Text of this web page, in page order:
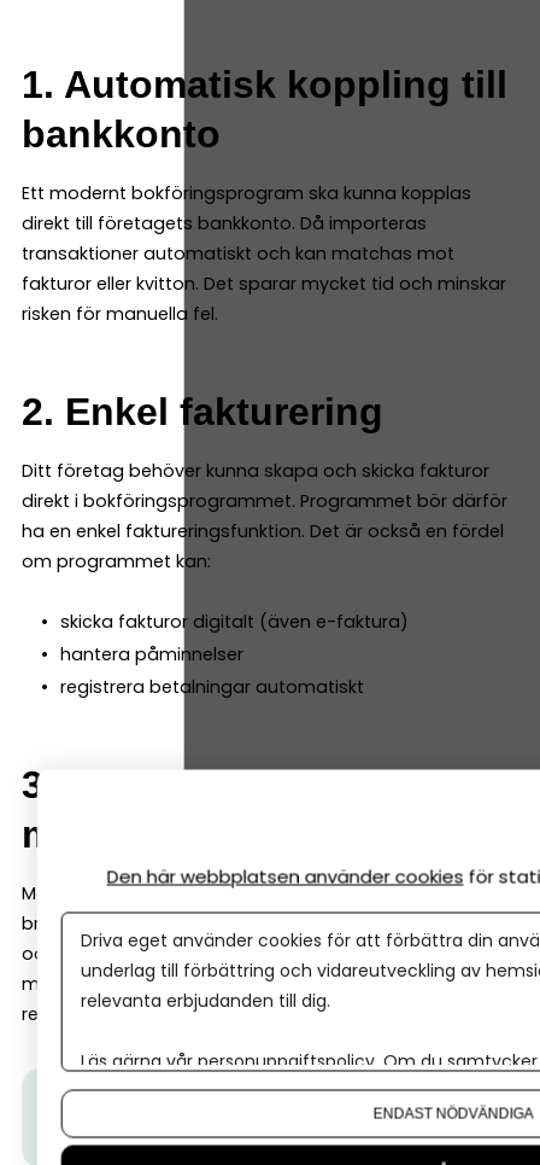
1. Automatisk koppling till
bankkonto
Ett modernt bokföringsprogram ska kunna kopplas
direkt till företagets bankkonto. Då importeras
transaktioner automatiskt och kan matchas mot
fakturor eller kvitton. Det sparar mycket tid och minskar
risken för manuella fel.
2. Enkel fakturering
Ditt företag behöver kunna skapa och skicka fakturor
direkt i bokföringsprogrammet. Programmet bör därför
ha en enkel faktureringsfunktion. Det är också en fördel
om programmet kan:
skicka fakturor digitalt (även e-faktura)
hantera påminnelser
registrera betalningar automatiskt
3. Automatisk
momsberäkning
Momsredovisning är en central del av bokföringen. Ett
bra bokföringsprogram räknar automatiskt ut moms
och kan skapa en momsrapport som ligger till grund för
momsdeklarationen. Det minskar risken för fel i
redovisningen.
Tips från Spiris:
Sköt det mesta av din löpande
bokföring automatiskt.Prova gratis här!
Den här webbplatsen använder cookies för
Driva eget använder cookies för att förbättra din
underlag till förbättring och vidareutveckling av
relevanta erbjudanden till dig.
Läs gärna vår personuppgiftspolicy. Om du
Om du vill ändra ditt val i efterhand hittar du den
ENDAST NÖDVÄNDIGA